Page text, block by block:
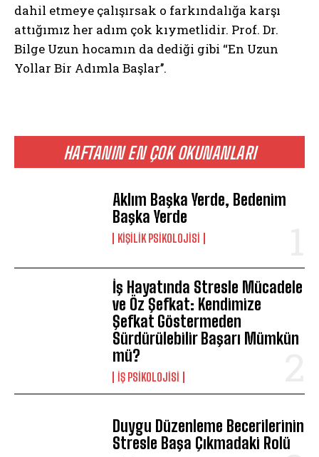
ABONE OL
Gizlilik politikasınıokudum, onaylıyorum.
HAFTANIN EN ÇOK OKUNANLARI
Aklım Başka Yerde, Bedenim
Başka Yerde
KIŞILIK PSIKOLOJISI
İş Hayatında Stresle Mücadele
ve Öz Şefkat: Kendimize
Şefkat Göstermeden
Sürdürülebilir Başarı Mümkün
mü?
İŞ PSIKOLOJISI
Duygu Düzenleme Becerilerinin
Stresle Başa Çıkmadaki Rolü
dahil etmeye çalışırsak o farkındalığa karşı
attığımız her adım çok kıymetlidir. Prof. Dr.
Bilge Uzun hocamın da dediği gibi ‘‘En Uzun
Yollar Bir Adımla Başlar’’.